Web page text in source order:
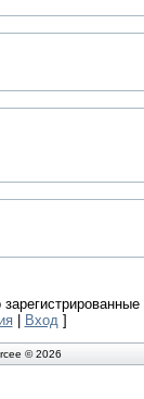
| Вход]
© 2026